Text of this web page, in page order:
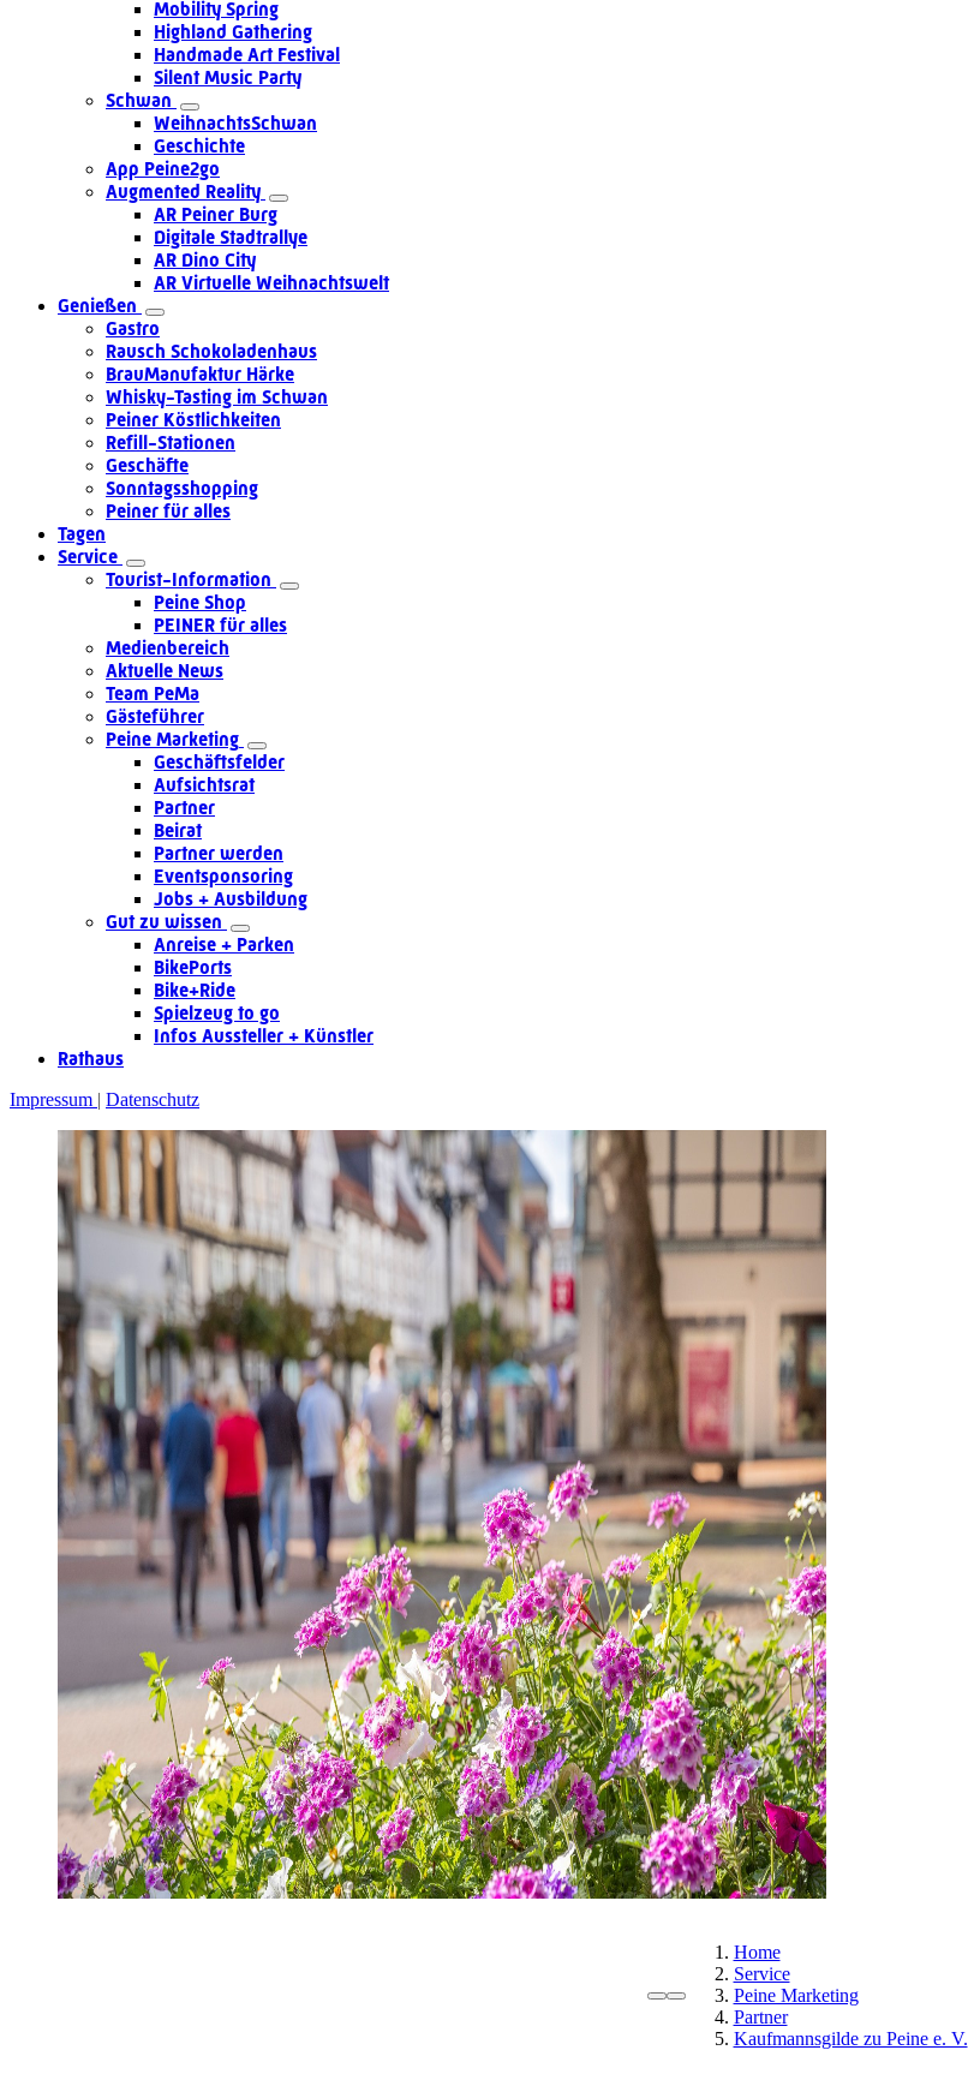
Mobility Spring
Highland Gathering
Handmade Art Festival
Silent Music Party
Schwan
WeihnachtsSchwan
Geschichte
App Peine2go
Augmented Reality
AR Peiner Burg
Digitale Stadtrallye
AR Dino City
AR Virtuelle Weihnachtswelt
Genießen
Gastro
Rausch Schokoladenhaus
BrauManufaktur Härke
Whisky-Tasting im Schwan
Peiner Köstlichkeiten
Refill-Stationen
Geschäfte
Sonntagsshopping
Peiner für alles
Tagen
Service
Tourist-Information
Peine Shop
PEINER für alles
Medienbereich
Aktuelle News
Team PeMa
Gästeführer
Peine Marketing
Geschäftsfelder
Aufsichtsrat
Partner
Beirat
Partner werden
Eventsponsoring
Jobs + Ausbildung
Gut zu wissen
Anreise + Parken
BikePorts
Bike+Ride
Spielzeug to go
Infos Aussteller + Künstler
Rathaus
Impressum Datenschutz
Home
Service
Peine Marketing
Partner
Kaufmannsgilde zu Peine e. V.